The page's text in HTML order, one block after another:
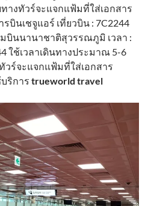
างทัวร์จะแจกแฟ้มที่ใส่เอกสาร
บินเชจูแอร์ เที่ยวบิน : 7C2244
บินนานาชาติสุวรรณภูมิ เวลา :
ใช้เวลาเดินทางประมาณ 5-6
วร์จะแจกแฟ้มที่ใส่เอกสาร
ริการ trueworld travel